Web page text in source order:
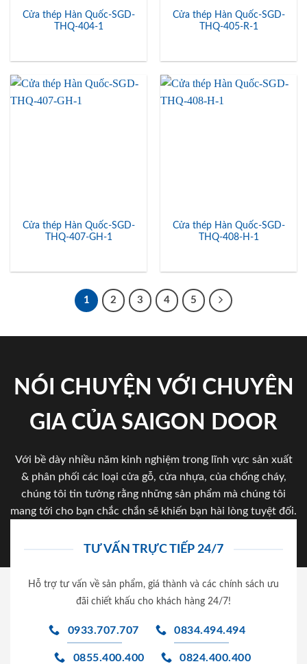
Cửa thép Hàn Quốc-SGD-
THQ-404-1
Cửa thép Hàn Quốc-SGD-
THQ-405-R-1
Cửa thép Hàn Quốc-SGD-
THQ-407-GH-1
Cửa thép Hàn Quốc-SGD-
THQ-408-H-1
1 2 3 4 5
NÓI CHUYỆN VỚI CHUYÊN
GIA CỦA SAIGON DOOR
Với bề dày nhiều năm kinh nghiệm trong lĩnh vực sản xuất
& phân phối các loại cửa gỗ, cửa nhựa, của chống cháy,
chúng tôi tin tưởng rằng những sản phẩm mà chúng tôi
mang tới cho bạn chắc chắn sẽ khiến bạn hài lòng tuyệt đối.
TƯ VẤN TRỰC TIẾP 24/7
Hỗ trợ tư vấn về sản phẩm, giá thành và các chính sách ưu
đãi chiết khấu cho khách hàng 24/7!
0933.707.707 0834.494.494
0855.400.400 0824.400.400